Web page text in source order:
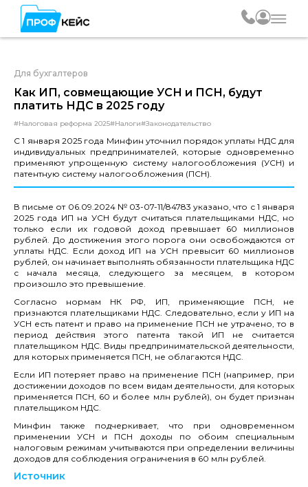
Для бухгалтеров
Как ИП, совмещающие УСН и ПСН, будут
платить НДС в 2025 году
#Налоговая реформа 2025#Налоги#Законодательство
С 1 января 2025 года Минфин уточнил порядок уплаты НДС для
индивидуальных предпринимателей, которые одновременно
применяют упрощенную систему налогообложения (УСН) и
патентную систему налогообложения (ПСН).
В письме от 06.09.2024 № 03-07-11/84783 указано, что с 1 января
2025 года ИП на УСН будут считаться плательщиками НДС, но
только если их годовой доход превышает 60 миллионов
рублей. До достижения этого порога они освобождаются от
уплаты НДС. Если доход ИП на УСН превысит 60 миллионов
рублей, он начинает выполнять обязанности плательщика НДС
с начала месяца, следующего за месяцем, в котором
произошло это превышение.
Согласно нормам НК РФ, ИП, применяющие ПСН, не
признаются плательщиками НДС. Следовательно, если у ИП на
УСН есть патент и право на применение ПСН не утрачено, то в
период действия этого патента такой ИП не считается
плательщиком НДС. Виды предпринимательской деятельности,
для которых применяется ПСН, не облагаются НДС.
Если ИП потеряет право на применение ПСН (например, при
достижении доходов по всем видам деятельности, для которых
применяется ПСН, 60 и более млн рублей), он будет признан
плательщиком НДС.
Минфин также подчеркивает, что при одновременном
применении УСН и ПСН доходы по обоим специальным
налоговым режимам учитываются при определении величины
доходов для соблюдения ограничения в 60 млн рублей.
Источник